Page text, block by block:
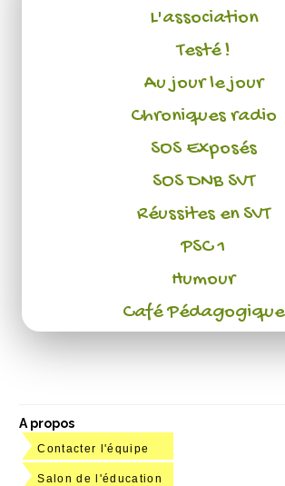
L'association
Testé !
Au jour le jour
Chroniques radio
SOS Exposés
SOS DNB SVT
Réussites en SVT
PSC 1
Humour
Café Pédagogique
A propos
Contacter l'équipe
Salon de l'éducation